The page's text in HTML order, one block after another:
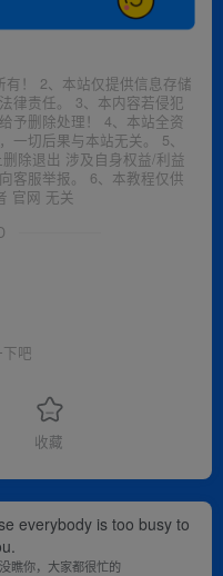
有！ 2、本站仅提供信息存储
律责任。 3、本内容若侵犯
予删除处理！ 4、本站全资
一切后果与本站无关。 5、
除退出 涉及自身权益/利益
客服举报。 6、本教程仅供
官网 无关
吧
收藏
everybody is too busy to
瞧你，大家都很忙的